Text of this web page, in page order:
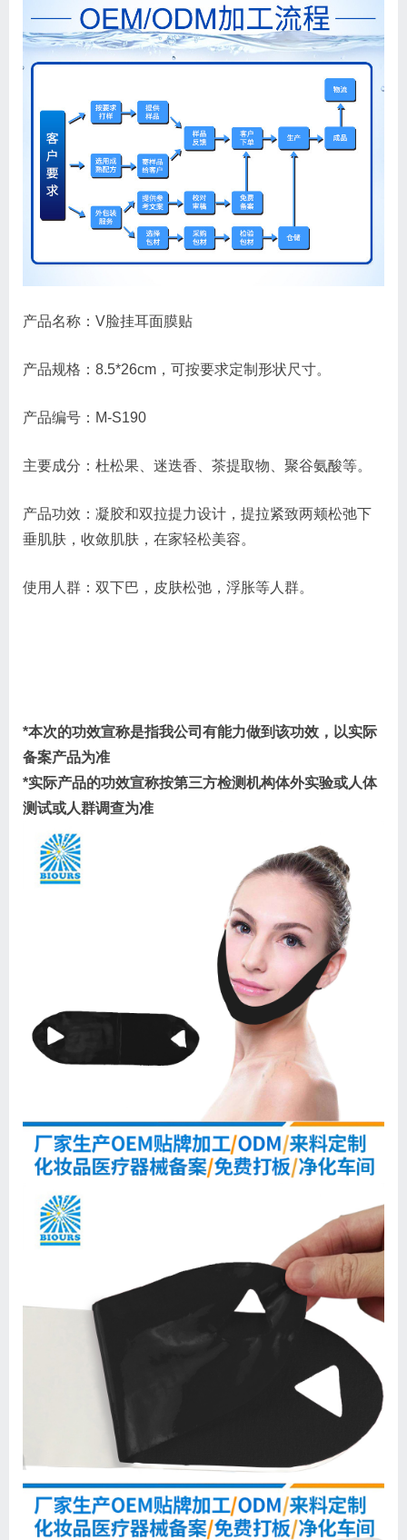
产品名称：V脸挂耳面膜贴
产品规格：8.5*26cm，可按要求定制形状尺寸。
产品编号：M-S190
主要成分：杜松果、迷迭香、茶提取物、聚谷氨酸等。
产品功效：凝胶和双拉提力设计，提拉紧致两颊松弛下
垂肌肤，收敛肌肤，在家轻松美容。
使用人群：双下巴，皮肤松弛，浮胀等人群。
*本次的功效宣称是指我公司有能力做到该功效，以实际
备案产品为准
*实际产品的功效宣称按第三方检测机构体外实验或人体
测试或人群调查为准